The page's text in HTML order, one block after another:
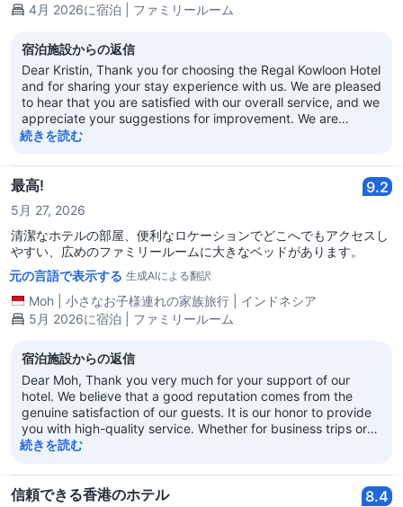
4月 2026に宿泊 | ファミリールーム
宿泊施設からの返信
Dear Kristin, Thank you for choosing the Regal Kowloon Hotel
and for sharing your stay experience with us. We are pleased
to hear that you are satisfied with our overall service, and we
appreciate your suggestions for improvement. We are
committed to providing exceptional service to every guests,
solemn commitment to step up the management of room
conditions and hotel renovation, with the unwavering
determination to guarantee a comfortable and impeccably
clean environment for every guest. We look forward to
welcoming you back, giving us the opportunity to provide
you with an even higher-quality experience. Thank you for
your support! Regal Kowloon Hotel
続きを読む
最高! 9.2
5月 27, 2026
清潔なホテルの部屋、便利なロケーションでどこへでもアクセスし
やすい、広めのファミリールームに大きなベッドがあります。
元の言語で表示する 生成AIによる翻訳
Moh 小さなお子様連れの家族旅行
インドネシア
5月 2026に宿泊 | ファミリールーム
宿泊施設からの返信
Dear Moh, Thank you very much for your support of our
hotel. We believe that a good reputation comes from the
genuine satisfaction of our guests. It is our honor to provide
you with high-quality service. Whether for business trips or
leisure travel, we welcome you to choose our hotel again! We
続きを読む
信頼できる香港のホテル 8.4